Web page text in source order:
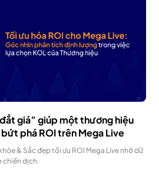
giá” giúp một thương hiệu
phá ROI trên Mega Live
& Sắc đẹp tối ưu ROI Mega Live nhờ dữ
chiến dịch.